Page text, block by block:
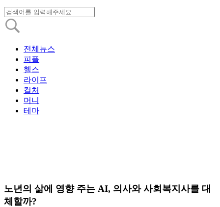
전체뉴스
피플
헬스
라이프
컬처
머니
테마
노년의 삶에 영향 주는 AI, 의사와 사회복지사를 대
체할까?